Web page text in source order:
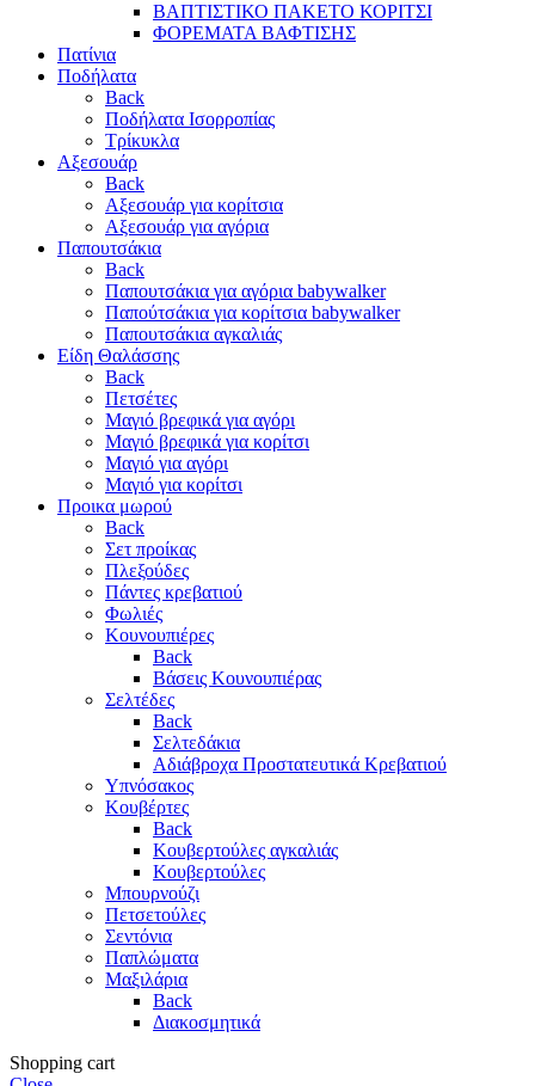
ΒΑΠΤΙΣΤΙΚΟ ΠΑΚΕΤΟ ΚΟΡΙΤΣΙ
ΦΟΡΕΜΑΤΑ ΒΑΦΤΙΣΗΣ
Πατίνια
Ποδήλατα
Back
Ποδήλατα Ισορροπίας
Τρίκυκλα
Αξεσουάρ
Back
Αξεσουάρ για κορίτσια
Αξεσουάρ για αγόρια
Παπουτσάκια
Back
Παπουτσάκια για αγόρια babywalker
Παπούτσάκια για κορίτσια babywalker
Παπουτσάκια αγκαλιάς
Είδη Θαλάσσης
Back
Πετσέτες
Μαγιό βρεφικά για αγόρι
Μαγιό βρεφικά για κορίτσι
Μαγιό για αγόρι
Μαγιό για κορίτσι
Προικα μωρού
Back
Σετ προίκας
Πλεξούδες
Πάντες κρεβατιού
Φωλιές
Κουνουπιέρες
Back
Βάσεις Κουνουπιέρας
Σελτέδες
Back
Σελτεδάκια
Αδιάβροχα Προστατευτικά Κρεβατιού
Υπνόσακος
Κουβέρτες
Back
Κουβερτούλες αγκαλιάς
Κουβερτούλες
Μπουρνούζι
Πετσετούλες
Σεντόνια
Παπλώματα
Μαξιλάρια
Back
Διακοσμητικά
Shopping cart